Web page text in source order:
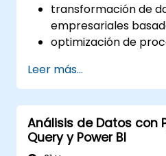
transformación de
empresariales
optimización de
Leer más...
Análisis de Datos con
Query y Power BI